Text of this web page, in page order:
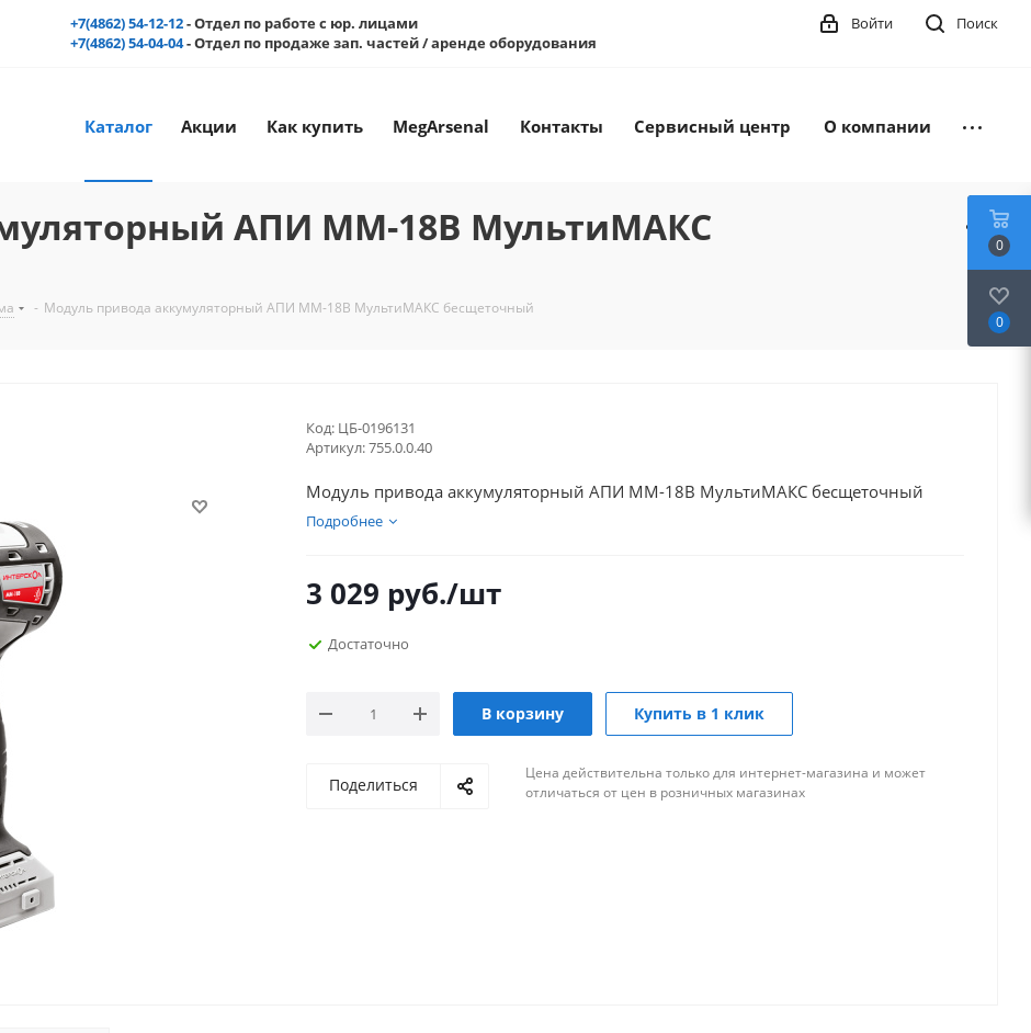
+7(4862) 54-12-12- Отдел по работе с юр. лицами
+7(4862) 54-04-04- Отдел по продаже зап. частей / аренде оборудования
Поиск
Войти
Каталог Акции Как купить MegArsenal Контакты Сервисный центр О компании
АПИ ММ-18В МультиМАКС
- Модуль привода аккумуляторный АПИ ММ-18В МультиМАКС бесщеточный
Код: ЦБ-0196131
Артикул:755.0.0.40
Модуль привода аккумуляторный АПИ ММ-18В МультиМАКС бесщеточный
Подробнее
3 029 руб./шт
Достаточно
В корзину Купить в 1 клик
Поделиться
Цена действительна только для интернет-магазина и может
отличаться от цен в розничных магазинах
0
0